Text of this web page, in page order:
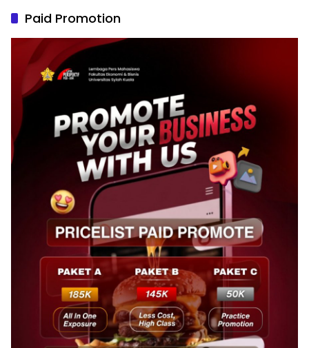
Paid Promotion